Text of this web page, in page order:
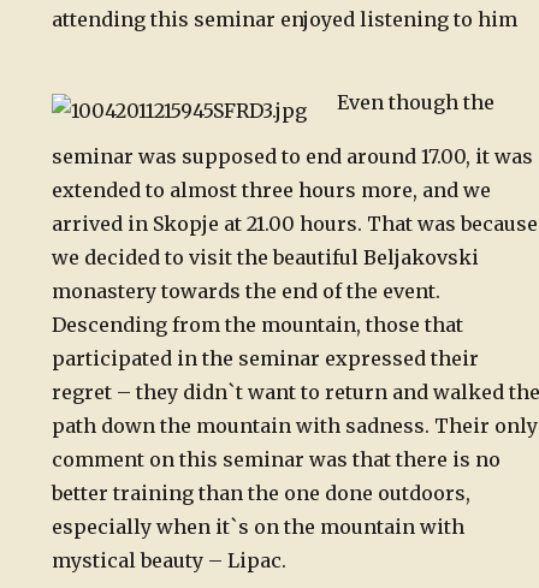
attending this seminar enjoyed listening to him
Even though the
seminar was supposed to end around 17.00, it was
extended to almost three hours more, and we
arrived in Skopje at 21.00 hours. That was because
we decided to visit the beautiful Beljakovski
monastery towards the end of the event.
Descending from the mountain, those that
participated in the seminar expressed their
regret – they didn`t want to return and walked the
path down the mountain with sadness. Their only
comment on this seminar was that there is no
better training than the one done outdoors,
especially when it`s on the mountain with
mystical beauty – Lipac.